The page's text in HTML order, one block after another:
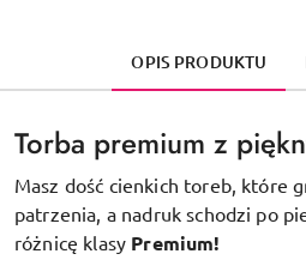
OPIS PRODUKTU
Torba premium z
Masz dość cienkich toreb, które
patrzenia, a nadruk schodzi po
różnicę klasy Premium!